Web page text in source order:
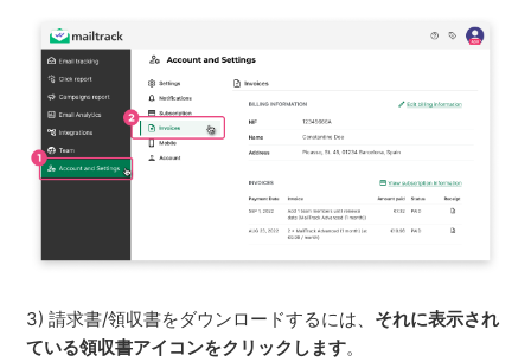
3) 請求書/領収書をダウンロードするには、 それに表示され
ている領収書アイコンをクリックします。